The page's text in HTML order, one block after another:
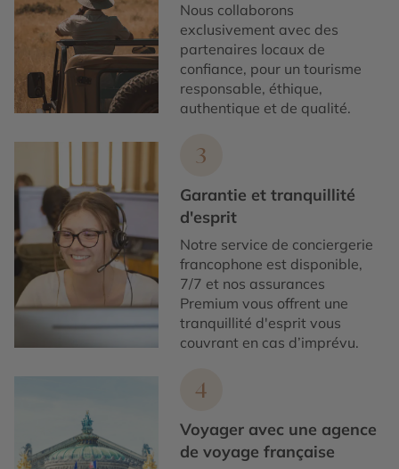
Nous collaborons
exclusivement avec des
partenaires locaux de
confiance, pour un tourisme
responsable, éthique,
authentique et de qualité.
3
Garantie et tranquillité
d'esprit
Notre service de conciergerie
francophone est disponible,
7/7 et nos assurances
Premium vous offrent une
tranquillité d'esprit vous
couvrant en cas d’imprévu.
4
Voyager avec une agence
de voyage française